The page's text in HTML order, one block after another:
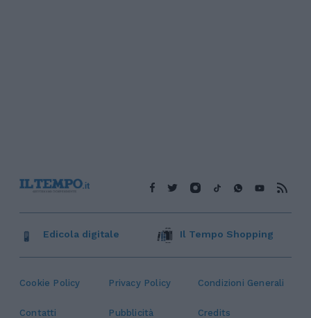
Cookie Policy Privacy Policy Condizioni Generali
Contatti Pubblicità Credits
Edicola digitale Il Tempo Shopping